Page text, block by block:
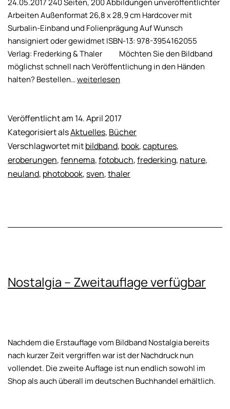
Arbeiten Außenformat 26,8 x 28,9 cm Hardcover mit
Surbalin-Einband und Folienprägung Auf Wunsch
hansigniert oder gewidmet ISBN-13: 978-3954162055
Verlag: Frederking & Thaler Möchten Sie den Bildband
möglichst schnell nach Veröffentlichung in den Händen
halten? Bestellen…NEULAND
der
Natur,
jetzt
erhältlich
weiterlesen
Veröffentlicht am 14. April 2017
Kategorisiert alsAktuelles, Bücher
Verschlagwortet mitbildband, book,captures,
eroberungen,fennema,fotobuch,frederking, nature,
neuland, photobook, sven,thaler
Nostalgia – Zweitauflage verfügbar
Nachdem die Erstauflage vom Bildband Nostalgia bereits
nach kurzer Zeit vergriffen war ist der Nachdruck nun
vollendet. Die zweite Auflage ist nun endlich sowohl im
Shop als auch überall im deutschen Buchhandel erhältlich.